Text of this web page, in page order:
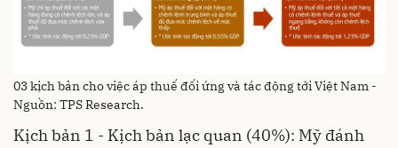
03 kịch bản cho việc áp thuế đối ứng và tác động tới Việt Nam -
Nguồn: TPS Research.
Kịch bản 1 - Kịch bản lạc quan (40%): Mỹ đánh